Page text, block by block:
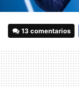
13 comentarios